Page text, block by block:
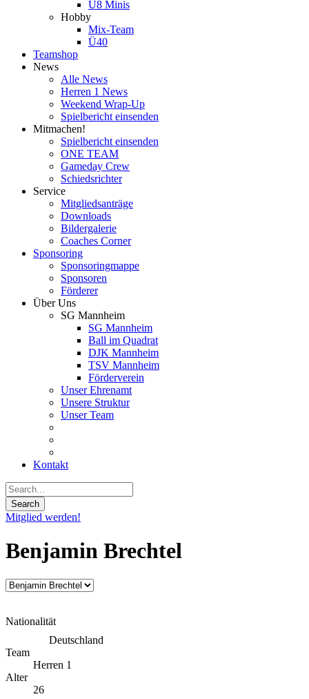
U8 Minis
Hobby
Mix-Team
Ü40
Teamshop
News
Alle News
Herren 1 News
Weekend Wrap-Up
Spielbericht einsenden
Mitmachen!
Spielbericht einsenden
ONE TEAM
Gameday Crew
Schiedsrichter
Service
Mitgliedsanträge
Downloads
Bildergalerie
Coaches Corner
Sponsoring
Sponsoringmappe
Sponsoren
Förderer
Über Uns
SG Mannheim
SG Mannheim
Ball im Quadrat
DJK Mannheim
TSV Mannheim
Förderverein
Unser Ehrenamt
Unsere Struktur
Unser Team
Kontakt
Mitglied werden!
Benjamin Brechtel
Nationalität
Deutschland
Team
Herren 1
Alter
26